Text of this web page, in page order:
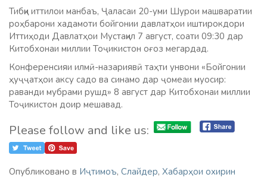
Тибқи иттилои манбаъ, Ҷаласаи 20-уми Шурои машваратии
роҳбарони хадамоти бойгонии давлатҳои иштирокдори
Иттиҳоди Давлатҳои Мустақил 7 август, соати 09:30 дар
Китобхонаи миллии Тоҷикистон оғоз мегардад.
Конференсияи илмӣ-назариявӣ таҳти унвони «Бойгонии
ҳуҷҷатҳои аксу садо ва синамо дар ҷомеаи муосир:
раванди мубрами рушд» 8 август дар Китобхонаи миллии
Тоҷикистон доир мешавад.
Please follow and like us:
Опубликовано в Иҷтимоъ, Слайдер, Хабарҳои охирин